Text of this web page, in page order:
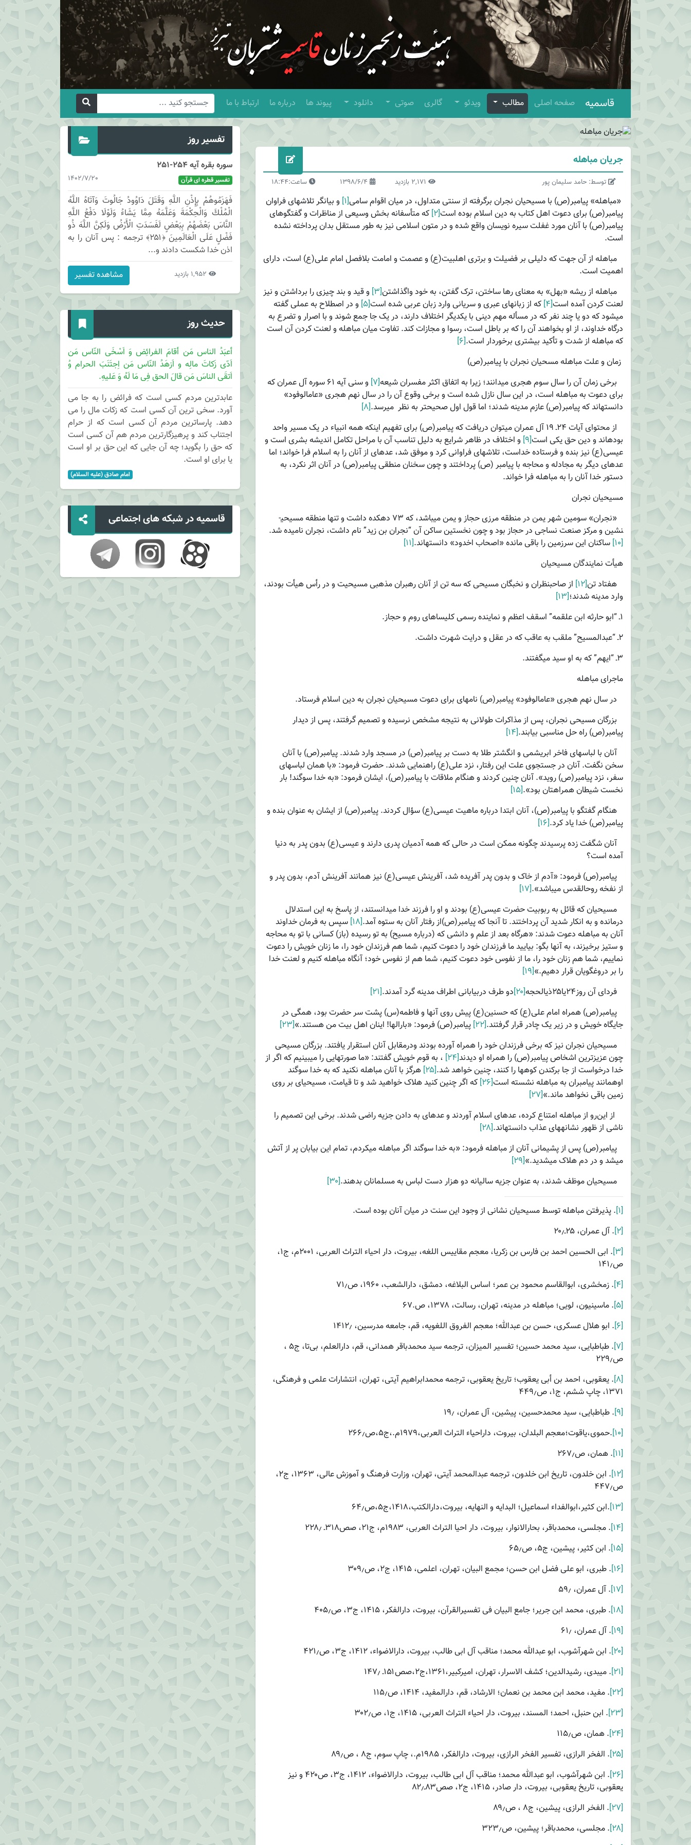
قاسمیه صفحه اصلی مطالب ویدئو گالری صوتی دانلود پیوند ها درباره ما ارتباط با ما
جریان مباهله
توسط: حامد سلیمان پور 1398/6/4 ساعت:18:44
«مباهله» پیامبر(ص) با مسیحیان نجران برگرفته از سنتی متداول، در میان اقوام سامی[۱] و بیانگر تلاش­های فراوان
پیامبر(ص) برای دعوت اهل کتاب به دین اسلام بوده است[۲]
که متأسفانه بخش وسیعی از مناظرات و گفتگوهای
پیامبر(ص) با آنان مورد غفلت سیره نویسان واقع شده و در متون اسلامی نیز به طور مستقل بدان پرداخته نشده
است.
مباهله از آن جهت که دلیلی بر فضیلت و برتری اهل­بیت(ع) و عصمت و امامت بلافصل امام علی(ع) است، دارای
اهمیت است.
مباهله از ریشه «بهل» به معنای رها ساختن، ترک گفتن، به خود واگذاشتن[۳]
و قید و بند چیزی را برداشتن و نیز
لعنت کردن آمده است[۴] که از زبان­های عبری و سریانی وارد زبان عربی شده است[۵]
و در اصطلاح به عملی گفته
می­شود که دو یا چند نفر که در مسأله مهم دینی با یکدیگر اختلاف دارند، در یک جا جمع شوند و با اصرار و تضرع به
درگاه خداوند، از او بخواهند آن را که بر باطل است، رسوا و مجازات کند. تفاوت میان مباهله و لعنت کردن آن است
که مباهله از شدت و تأکید بیشتری برخوردار است.[۶]
زمان و علت مباهله مسحیان نجران با پیامبر(ص)
برخی زمان آن را سال سوم هجری می­دانند؛ زیرا به اتفاق اکثر مفسران شیعه[۷]
و سنی آیه ۶۱ سوره آل ­عمران که
برای دعوت به مباهله است، در این سال نازل شده است و برخی وقوع آن را در سال نهم هجری «عام­الوفود»
دانسته­اند که پیامبر(ص) عازم مدینه شدند؛ اما قول اول صحیح­تر به نظر می­رسد.[۸]
از محتوای آیات ۲۴ـ ۱۹ آل ­عمران می­توان دریافت که پیامبر(ص) برای تفهیم اینکه همه انبیاء در یک مسیر واحد
بوده­اند و دین حق یکی است[۹]
و اختلاف در ظاهر شرایع به دلیل تناسب آن با مراحل تکامل اندیشه بشری است و
عیسی(ع) نیز بنده و فرستاده خداست، تلاش­های فراوانی کرد و موفق شد، عده­ای از آنان را به اسلام فرا خواند؛ اما
عده­ای دیگر به مجادله و محاجه با پیامبر (ص) پرداختند و چون سخنان منطقی پیامبر(ص) در آنان اثر نکرد، به
دستور خدا آنان را به مباهله فرا خواند.
مسیحیان نجران
«نجران» سومین شهر یمن در منطقه مرزی حجاز و یمن می­باشد، که ۷۳ دهکده داشت و تنها منطقه مسیحی­
نشین و مرکز صنعت نساجی در حجاز بود و چون نخستین ساکن آن “نجران بن زید” نام داشت، نجران نامیده شد.
[۱۰]
ساکنان این سرزمین را باقی مانده «اصحاب اخدود» دانسته­اند.[۱۱]
هیأت نمایندگان مسیحیان
هفتاد تن[۱۲]
از صاحبنظران و نخبگان مسیحی که سه تن از آنان رهبران مذهبی مسیحیت و در رأس هیأت بودند،
وارد مدینه شدند؛[۱۳]
۱ـ “ابو حارثه ابن علقمه” اسقف اعظم و نماینده رسمی کلیساهای روم و حجاز.
۲ـ “عبدالمسیح” ملقب به عاقب که در عقل و درایت شهرت داشت.
۳ـ “ایهم” که به او سید می­گفتند.
ماجرای مباهله
در سال نهم هجری «عام­الوفود» پیامبر(ص) نامه­ای برای دعوت مسیحیان نجران به دین اسلام فرستاد.
بزرگان مسیحی نجران، پس از مذاکرات طولانی به نتیجه مشخص نرسیده و تصمیم گرفتند، پس از دیدار
پیامبر(ص) راه حل مناسبی بیابند.[۱۴]
آنان با لباس­های فاخر ابریشمی و انگشتر طلا به دست بر پیامبر(ص) در مسجد وارد شدند. پیامبر(ص) با آنان
سخن نگفت. آنان در جستجوی علت این رفتار، نزد علی(ع) راهنمایی شدند. حضرت فرمود: «با همان لباس­های
سفر، نزد پیامبر(ص) روید». آنان چنین کردند و هنگام ملاقات با پیامبر(ص)، ایشان فرمود: «به خدا سوگند! بار
نخست شیطان همراهتان بود».[۱۵]
هنگام گفتگو با پیامبر(ص)، آنان ابتدا درباره ماهیت عیسی(ع) سؤال کردند. پیامبر(ص) از ایشان به عنوان بنده و
پیامبر(ص) خدا یاد کرد.[۱۶]
آنان شگفت زده پرسیدند چگونه ممکن است در حالی که همه آدمیان پدری دارند و عیسی(ع) بدون پدر به دنیا
آمده است؟
پیامبر(ص) فرمود: «آدم از خاک و بدون پدر آفریده شد، آفرینش عیسی(ع) نیز همانند آفرینش آدم، بدون پدر و
از نفخه روح­القدس می­باشد».[۱۷]
مسیحیان که قائل به ربوبیت حضرت عیسی(ع) بودند و او را فرزند خدا می­دانستند، از پاسخ به این استدلال
درمانده و به انکار شدید آن پرداختند. تا آنجا که پیامبر(ص)از رفتار آنان به ستوه آمد.[۱۸]
سپس به فرمان خداوند
آنان به مباهله دعوت شدند: «هرگاه بعد از علم و دانشی که (درباره مسیح) به تو رسیده (باز) کسانی با تو به محاجه
و ستیز برخیزند، به آنها بگو: بیایید ما فرزندان خود را دعوت کنیم، شما هم فرزندان خود را، ما زنان خویش را دعوت
نماییم، شما هم زنان خود را، ما از نفوس خود دعوت کنیم، شما هم از نفوس خود؛ آنگاه مباهله کنیم و لعنت خدا
را بر دروغگویان قرار دهیم.»[۱۹]
فردای آن روز۲۴یا۲۵ذی­الحجه
[۲۰] دو طرف دربیابانی اطراف مدینه گرد آمدند.[۲۱]
پیامبر(ص) همراه امام علی(ع) که حسنین(ع) پیش روی آنها و فاطمه(س) پشت سر حضرت بود، همگی در
جایگاه خویش و در زیر یک چادر قرار گرفتند.[۲۲] پیامبر(ص) فرمود: «بارالها! اینان اهل بیت من هستند.»[۲۳]
مسیحیان نجران نیز که برخی فرزندان خود را همراه آورده بودند ودرمقابل آنان استقرار یافتند. بزرگان مسیحی
چون عزیزترین اشخاص پیامبر(ص) را همراه او دیدند[۲۴]
، به قوم خویش گفتند: «ما صورت­هایی را می­بینیم که اگر از
خدا درخواست از جا برکندن کوه­ها را کنند، چنین خواهد شد.[۲۵]
هرگز با آنان مباهله نکنید که به خدا سوگند
اوهمانند پیامبران به مباهله نشسته است[۲۶]
که اگر چنین کنید هلاک خواهید شد و تا قیامت، مسیحی­ای بر روی
زمین باقی نخواهد ماند.»[۲۷]
از این‌رو از مباهله امتناع کرده، عده­ای اسلام آوردند و عده­ای به دادن جزیه راضی شدند. برخی این تصمیم را
ناشی از ظهور نشانه­های عذاب دانسته­اند.[۲۸]
پیامبر(ص) پس از پشیمانی آنان از مباهله فرمود: «به خدا سوگند اگر مباهله می­کردم، تمام این بیابان پر از آتش
می­شد و در دم هلاک می­شدید.»[۲۹]
مسیحیان موظف شدند، به عنوان جزیه سالیانه دو هزار دست لباس به مسلمانان بدهند.[۳۰]
[۱] . پذیرفتن مباهله توسط مسیحیان نشانی از وجود این سنت در میان آنان بوده است.
[۲] . آل عمران، ۲۵ـ۲۰٫
[۳]
. ابی الحسین احمد بن فارس بن زکریا، معجم مقاییس اللغه، بیروت، دار احیاء التراث العربی، ۲۰۰۱م، ج۱،
ص۱۴۱٫
[۴] . زمخشری، ابوالقاسم محمود بن عمر؛ اساس البلاغه، دمشق، دارالشعب، ۱۹۶۰، ص۷۱٫
[۵] . ماسینیون، لویی؛ مباهله در مدینه، تهران، رسالت، ۱۳۷۸، ص.۶۷
[۶] . ابو هلال عسکری، حسن بن عبدالله؛ معجم الفروق اللغویه، قم، جامعه مدرسین، ۱۴۱۲٫
[۷]
. طباطبایی، سید محمد حسین؛ تفسیر المیزان، ترجمه سید محمدباقر همدانی، قم، دارالعلم، بی‌تا، ج۵ ،
ص۲۲۹٫
[۸] . یعقوبی، احمد بن أبی یعقوب؛ تاریخ یعقوبی، ترجمه محمدابراهیم آیتی، تهران، انتشارات علمی و فرهنگی،
۱۳۷۱، چاپ ششم، ج۱، ص۴۴۹٫
[۹] . طباطبایی، سید محمدحسین، پیشین، آل عمران، ۱۹٫
[۱۰]
.حموی،یاقوت؛معجم البلدان، بیروت، داراحیاء التراث العربی،۱۹۷۹م.،ج۵،ص۲۶۶٫
[۱۱]
. همان، ص۲۶۷٫
[۱۲]
. ابن خلدون، تاریخ ابن خلدون، ترجمه عبدالمحمد آیتی، تهران، وزارت فرهنگ و آموزش عالی، ۱۳۶۳، ج۲،
ص۴۴۷٫
[۱۳]
.ابن کثیر،ابوالفداء اسماعیل؛ البدایه و النهایه، بیروت،دارالکتب،۱۴۱۸،ج۵،ص۶۴٫
[۱۴]
. مجلسی، محمدباقر، بحارالانوار، بیروت، دار احیا التراث العربی، ۱۹۸۳م، ج۲۱، صص۳۱۸ـ ۲۲۸٫
[۱۵]
. ابن کثیر، پیشین، ج۵، ص۶۵٫
[۱۶]
. طبری، ابو علی فضل ابن حسن؛ مجمع البیان، تهران، اعلمی، ۱۴۱۵، ج۲، ص۳۰۹٫
[۱۷]
. آل عمران، ۵۹٫
[۱۸]
. طبری، محمد ابن جریر؛ جامع البیان فی تفسیرالقرآن، بیروت، دارالفکر، ۱۴۱۵، ج۳، ص۴۰۵٫
[۱۹]
. آل عمران، ۶۱٫
[۲۰]
. ابن شهرآشوب، ابو عبدالله محمد؛ مناقب آل ابی طالب، بیروت، دارالاضواء، ۱۴۱۲، ج۳، ص۴۲۱٫
[۲۱]
. میبدی، رشیدالدین؛ کشف الاسرار، تهران، امیرکبیر،۱۳۶۱،ج۲،صص۱۵۱ـ ۱۴۷٫
[۲۲]
. مفید، محمد ابن محمد بن نعمان؛ الارشاد، قم، دارالمفید، ۱۴۱۴، ص۱۱۵٫
[۲۳]
. ابن حنبل، احمد؛ المسند، بیروت، دار احیاء التراث العربی، ۱۴۱۵، ج۱، ص۳۰۲٫
[۲۴]
. همان، ص۱۱۵٫
[۲۵]
. الفخر الرازی، تفسیر الفخر الرازی، بیروت، دارالفکر، ۱۹۸۵م.، چاپ سوم، ج۸ ، ص۸۹٫
[۲۶]
. ابن شهرآشوب، ابو عبدالله محمد؛ مناقب آل ابی طالب، بیروت، دارالاضواء، ۱۴۱۲، ج۳، ص۴۲۰ و نیز
یعقوبی، تاریخ یعقوبی، بیروت، دار صادر، ۱۴۱۵، ج۲، صص۸۳ـ۸۲٫
[۲۷]
. الفخر الرازی، پیشین، ج۸ ، ص۸۹٫
[۲۸]
. مجلسی، محمدباقر؛ پیشین، ص۳۲۳٫
تفسیر روز
سوره بقره آیه 254-251
1402/7/20 تفسیر قطره ای قرآن
فَهَزَمُوهُمْ بِإِذْنِ اللَّهِ وَقَتَلَ دَاوُودُ جَالُوتَ وَآتَاهُ اللَّهُ
الْمُلْكَ وَالْحِكْمَةَ وَعَلَّمَهُ مِمَّا يَشَاءُ وَلَوْلَا دَفْعُ اللَّهِ
النَّاسَ بَعْضَهُمْ بِبَعْضٍ لَفَسَدَتِ الْأَرْضُ وَلَكِنَّ اللَّهَ ذُو
فَضْلٍ عَلَى الْعَالَمِينَ ﴿۲۵۱﴾ ترجمه : پس آنان را به
اذن خدا شكست دادند و...
مشاهده تفسیر
حدیث روز
أعبَدُ الناس مَن أقامَ الفرائِض وَ اَسْخَی النّاس مَن
اَدّی زَکاتَ مالِه و اَزهَدُ النّاس مَن اِجتَنَبَ الحرام وُ
اَتقَی الناسَ مَن قالَ الحق فِی مَا لَهُ وَ عَلیهِ.
عابدترین مردم کسی است که فرائض را به جا می
آورد. سخی ترین آن کسی است که زکات مال را می
دهد. پارساترین مردم آن کسی است که از حرام
اجتناب کند و پرهیزگارترین مردم هم آن کسی است
که حق را بگوید؛ چه آن جایی که این حق بر او است
یا برای او است.
امام صادق (علیه السلام)
قاسمیه در شبکه های اجتماعی